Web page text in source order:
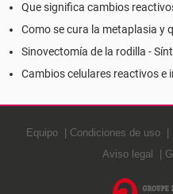
Que significa cambios
Como se cura la metaplasia y
Sinovectomía de la rodilla -
Cambios celulares reactivos e
Equipo Condiciones de uso
Aviso legal